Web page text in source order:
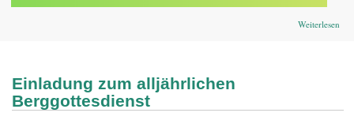
Weiterlesen
Einladung zum alljährlichen
Berggottesdienst